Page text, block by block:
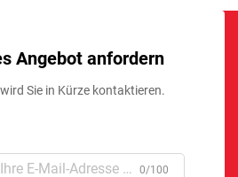
Angebot anfordern
Sie in Kürze kontaktieren.
0/100